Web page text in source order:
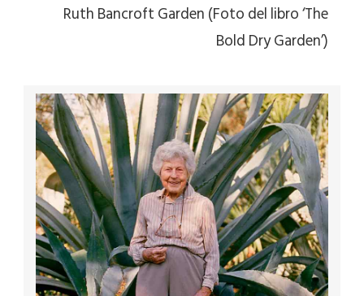
Ruth Bancroft Garden (Foto del libro ‘The
Bold Dry Garden’)